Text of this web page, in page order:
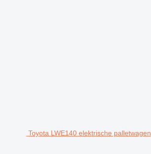
Toyota LWE140 elektrische palletwagen